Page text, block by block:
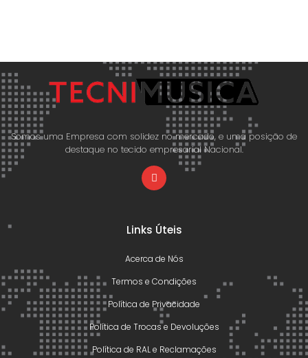
Somos uma Empresa com solidez no mercado, e uma posição de
destaque no tecido empresarial Nacional.
Links Úteis
Acerca de Nós
Termos e Condições
Política de Privacidade
Política de Trocas e Devoluções
Política de RAL e Reclamações